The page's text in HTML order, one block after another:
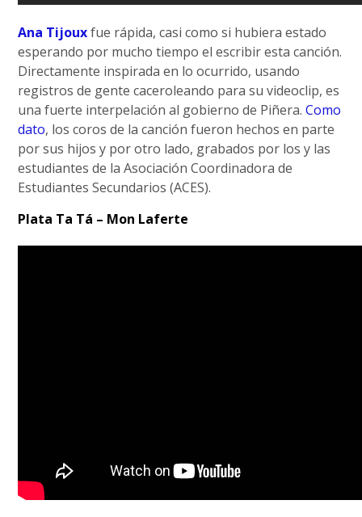
Ana Tijouxfue rápida, casi como si hubiera estado
esperando por mucho tiempo el escribir esta canción.
Directamente inspirada en lo ocurrido, usando
registros de gente caceroleando para su videoclip, es
una fuerte interpelación al gobierno de Piñera.Como
dato, los coros de la canción fueron hechos en parte
por sus hijos y por otro lado, grabados por los y las
estudiantes de la Asociación Coordinadora de
Estudiantes Secundarios (ACES).
Plata Ta Tá – Mon Laferte